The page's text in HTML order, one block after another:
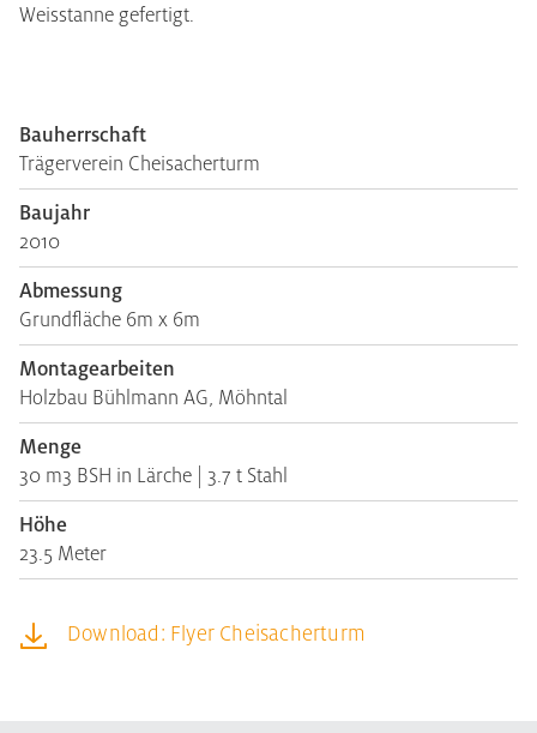
Weisstanne gefertigt.
Bauherrschaft
Trägerverein Cheisacherturm
Baujahr
2010
Abmessung
Grundfläche 6m x 6m
Montagearbeiten
Holzbau Bühlmann AG, Möhntal
Menge
30 m3 BSH in Lärche | 3.7 t Stahl
Höhe
23.5 Meter
Download: Flyer Cheisacherturm